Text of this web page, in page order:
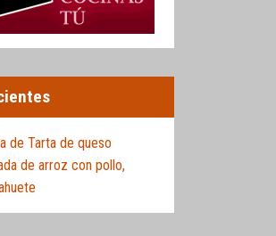
de Tarta de queso
de arroz con pollo,